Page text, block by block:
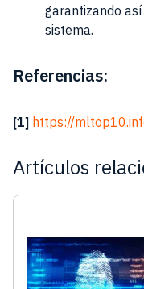
garantizando
sistema.
Referencias:
[1] https://
Artículos